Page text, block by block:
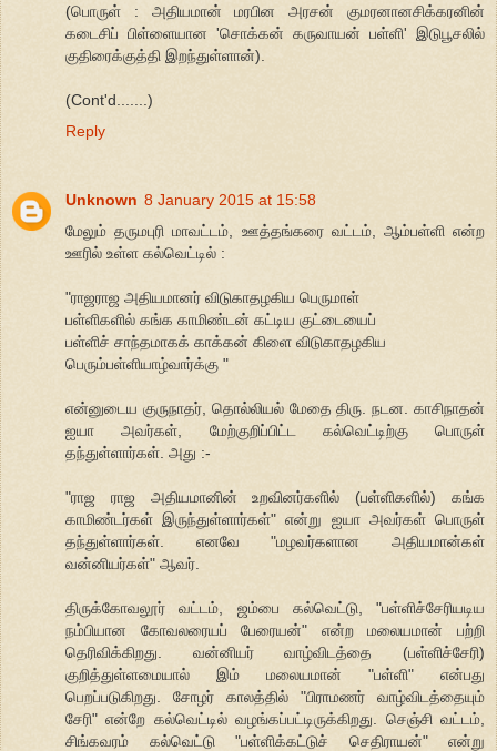
(பொருள் : அதியமான் மரபின அரசன் குமரனானசிக்கரனின்
கடைசிப் பிள்ளையான 'சொக்கன் கருவாயன் பள்ளி' இடுபூசலில்
குதிரைக்குத்தி இறந்துள்ளான்).
(Cont'd.......)
Reply
Unknown 8 January 2015 at 15:58
மேலும் தருமபுரி மாவட்டம், ஊத்தங்கரை வட்டம், ஆம்பள்ளி என்ற
ஊரில் உள்ள கல்வெட்டில் :
"ராஜராஜ அதியமானர் விடுகாதழகிய பெருமாள்
பள்ளிகளில் கங்க காமிண்டன் கட்டிய குட்டையைப்
பள்ளிச் சாந்தமாகக் காக்கன் கிளை விடுகாதழகிய
பெரும்பள்ளியாழ்வார்க்கு "
என்னுடைய குருநாதர், தொல்லியல் மேதை திரு. நடன. காசிநாதன்
ஐயா அவர்கள், மேற்குறிப்பிட்ட கல்வெட்டிற்கு பொருள்
தந்துள்ளார்கள். அது :-
"ராஜ ராஜ அதியமானின் உறவினர்களில் (பள்ளிகளில்) கங்க
காமிண்டர்கள் இருந்துள்ளார்கள்" என்று ஐயா அவர்கள் பொருள்
தந்துள்ளார்கள். எனவே "மழவர்களான அதியமான்கள்
வன்னியர்கள்" ஆவர்.
திருக்கோவலூர் வட்டம், ஜம்பை கல்வெட்டு, "பள்ளிச்சேரியடிய
நம்பியான கோவலரையப் பேரையன்" என்ற மலையமான் பற்றி
தெரிவிக்கிறது. வன்னியர் வாழ்விடத்தை (பள்ளிச்சேரி)
குறித்துள்ளமையால் இம் மலையமான் "பள்ளி" என்பது
பெறப்படுகிறது. சோழர் காலத்தில் "பிராமணர் வாழ்விடத்தையும்
சேரி" என்றே கல்வெட்டில் வழங்கப்பட்டிருக்கிறது. செஞ்சி வட்டம்,
சிங்கவரம் கல்வெட்டு "பள்ளிக்கட்டுச் செதிராயன்" என்று